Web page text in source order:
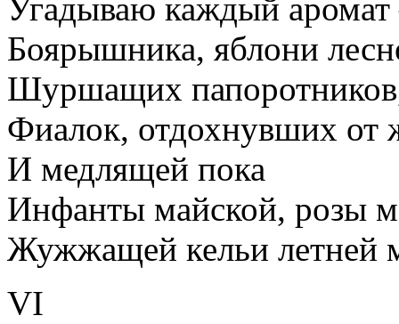
Угадываю каждый
Боярышника, яблони
Шуршащих
Фиалок, отдохнувших от
И медлящей пока
Инфанты майской, розы
Жужжащей кельи летней
VI